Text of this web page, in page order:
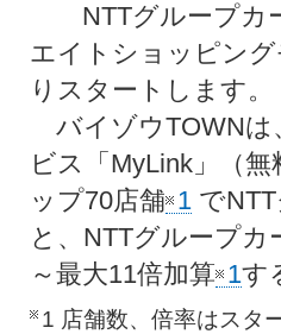
NTTグループカー
エイトショッピン
りスタートします。
バイゾウTOWNは
ビス「MyLink」（
ップ70店舗 1 で
と、NTTグループ
～最大11倍加算 1す
1 店舗数、倍率はスタ